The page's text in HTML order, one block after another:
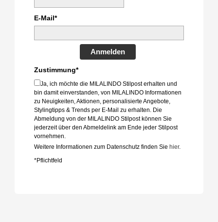
E-Mail*
Anmelden
Zustimmung*
Ja, ich möchte die MILALINDO Stilpost erhalten und
bin damit einverstanden, von MILALINDO Informationen
zu Neuigkeiten, Aktionen, personalisierte Angebote,
Stylingtipps & Trends per E-Mail zu erhalten. Die
Abmeldung von der MILALINDO Stilpost können Sie
jederzeit über den Abmeldelink am Ende jeder Stilpost
vornehmen.
Weitere Informationen zum Datenschutz finden Sie hier.
*Pflichtfeld